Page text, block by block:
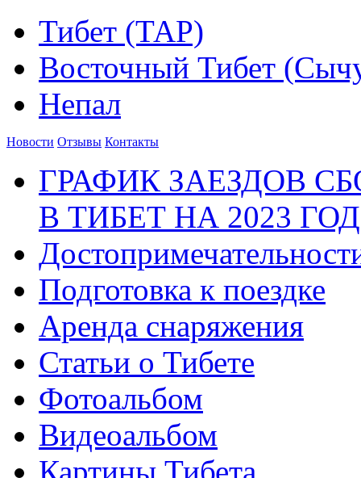
Тибет (ТАР)
Восточный Тибет
Непал
Новости Отзывы Контакты
ГРАФИК ЗАЕЗДОВ
В ТИБЕТ НА 2023 ГОД
Подготовка к поездке
Аренда снаряжения
Статьи о Тибете
Фотоальбом
Видеоальбом